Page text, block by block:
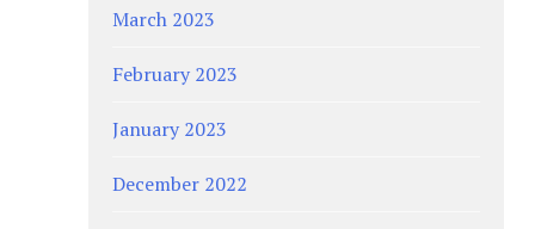
March 2023
February 2023
January 2023
December 2022